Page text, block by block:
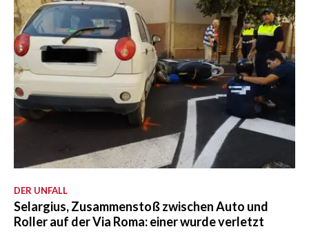
DER UNFALL
Selargius, Zusammenstoß zwischen Auto und
Roller auf der Via Roma: einer wurde verletzt